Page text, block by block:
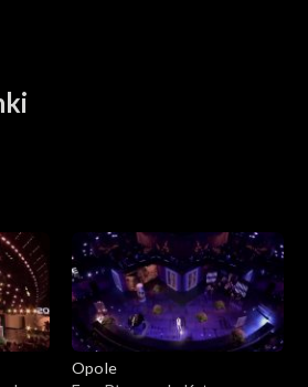
koncertu „Kiedy mnie już nie
Opole